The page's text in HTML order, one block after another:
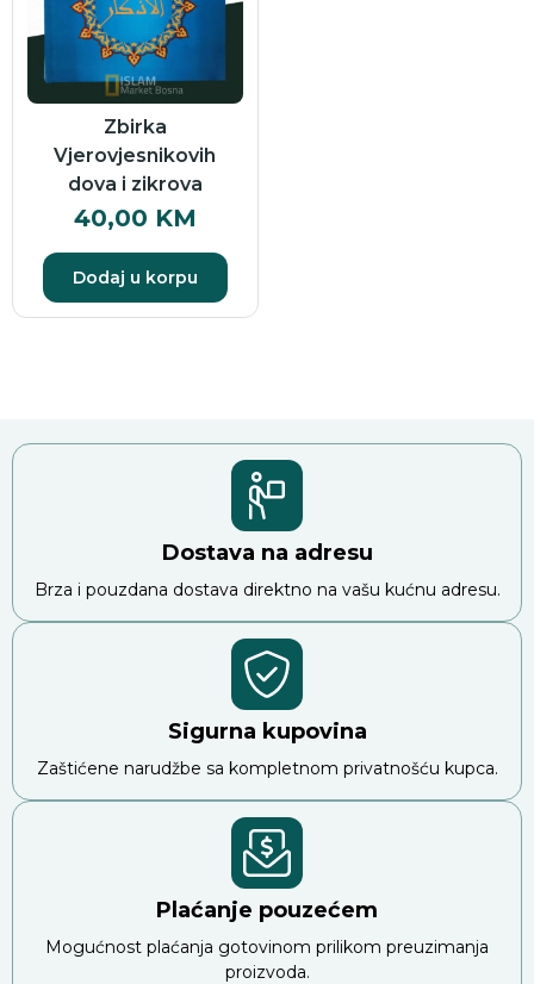
Zbirka
Vjerovjesnikovih
dova i zikrova
40,00 KM
Dodaj u korpu
Dostava na adresu
Brza i pouzdana dostava direktno na vašu kućnu adresu.
Sigurna kupovina
Zaštićene narudžbe sa kompletnom privatnošću kupca.
Plaćanje pouzećem
Mogućnost plaćanja gotovinom prilikom preuzimanja
proizvoda.